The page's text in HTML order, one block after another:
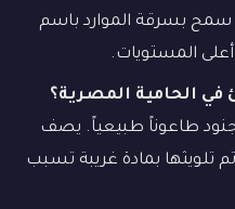
سمح بسرقة الموارد باسم
المستويات.
الحامية المصرية؟
طاعوناً طبيعياً. يصف
تلويثها بمادة غريبة تسبب